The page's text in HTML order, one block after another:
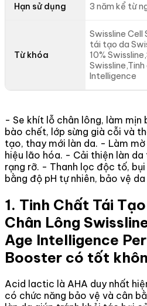
Hạn sử dụng 3 năm kể từ
Từ khóa
Swissline
tái tạo da
10%
Intelligence
- Se khít lỗ chân lông, làm
bào chết, lớp sừng già cỗi và
tạo, thay mới làn da. - Làm
hiệu lão hóa. - Cải thiện làn da
rạng rỡ. - Thanh lọc độc tố,
bằng độ pH tự nhiên, bảo vệ
1. Tinh Chất Tái
Chân Lông
Age Intelligence
Booster có tốt
Acid lactic là AHA duy nhất
có chức năng bảo vệ và cân